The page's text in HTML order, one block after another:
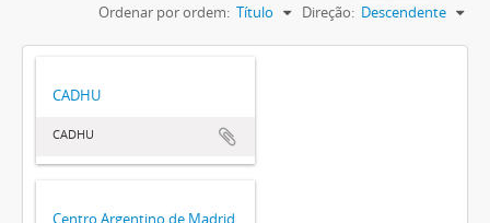
Ordenar por ordem: Título Direção: Descendente
CADHU
CADHU
Centro Argentino de Madrid